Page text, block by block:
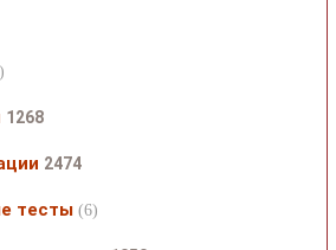
1268
2474
тесты (6)